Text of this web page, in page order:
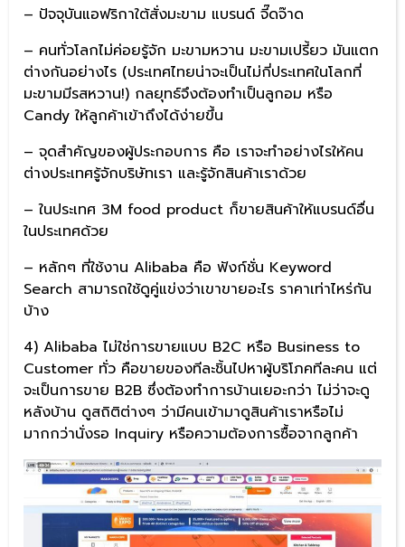
– ปัจจุบันแอฟริกาใต้สั่งมะขาม แบรนด์ จี๊ดจ๊าด
– คนทั่วโลกไม่ค่อยรู้จัก มะขามหวาน มะขามเปรี้ยว มันแตก
ต่างกันอย่างไร (ประเทศไทยน่าจะเป็นไม่กี่ประเทศในโลกที่
มะขามมีรสหวาน!) กลยุทธ์จึงต้องทำเป็นลูกอม หรือ
Candy ให้ลูกค้าเข้าถึงได้ง่ายขึ้น
– จุดสำคัญของผู้ประกอบการ คือ เราจะทำอย่างไรให้คน
ต่างประเทศรู้จักบริษัทเรา และรู้จักสินค้าเราด้วย
– ในประเทศ 3M food product ก็ขายสินค้าให้แบรนด์อื่น
ในประเทศด้วย
– หลักๆ ที่ใช้งาน Alibaba คือ ฟังก์ชั่น Keyword
Search สามารถใช้ดูคู่แข่งว่าเขาขายอะไร ราคาเท่าไหร่กัน
บ้าง
4) Alibaba ไม่ใช่การขายแบบ B2C หรือ Business to
Customer ทั่ว คือขายของทีละชิ้นไปหาผู้บริโภคทีละคน แต่
จะเป็นการขาย B2B ซึ่งต้องทำการบ้านเยอะกว่า ไม่ว่าจะดู
หลังบ้าน ดูสถิติต่างๆ ว่ามีคนเข้ามาดูสินค้าเราหรือไม่
มากกว่านั่งรอ Inquiry หรือความต้องการซื้อจากลูกค้า